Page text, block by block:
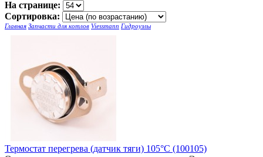
На странице:
Сортировка:
Главная Запчасти для котлов Viessmann Гидроузлы
Термостат перегрева (датчик тяги) 105°C (100105)